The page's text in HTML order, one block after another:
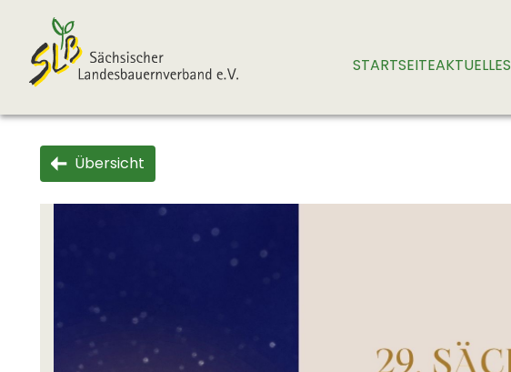
STARTSEITEAKTUELLES
Übersicht